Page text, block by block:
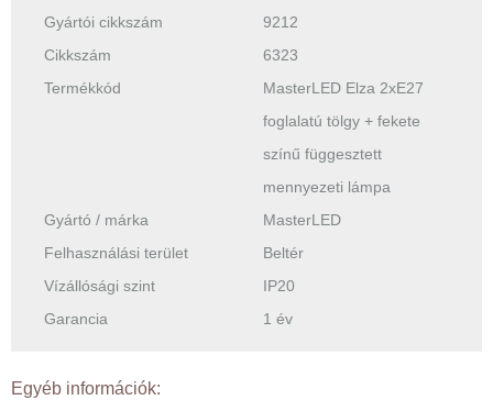
Gyártói cikkszám
9212
Cikkszám
6323
Termékkód
MasterLED Elza 2xE27
foglalatú tölgy + fekete
színű függesztett
mennyezeti lámpa
Gyártó / márka
MasterLED
Felhasználási terület
Beltér
Vízállósági szint
IP20
Garancia
1 év
Egyéb információk: